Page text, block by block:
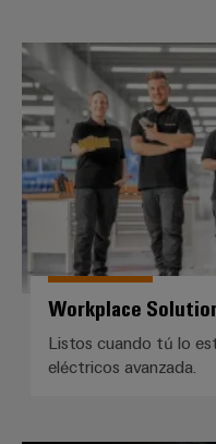
Workplace
Listos cuando tú lo
eléctricos avanzada.